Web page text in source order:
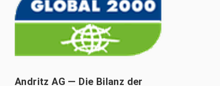
Andritz AG — Die Bilanz der